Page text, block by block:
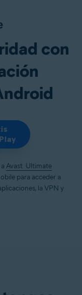
con
Avast Ultimate
para acceder a
la VPN y